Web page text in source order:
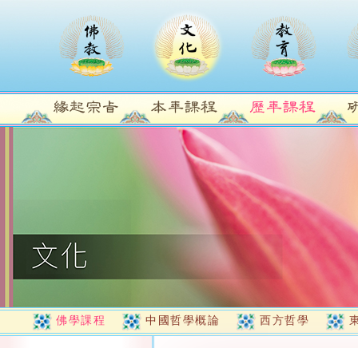
佛學課程 中國哲學概論 西方哲學